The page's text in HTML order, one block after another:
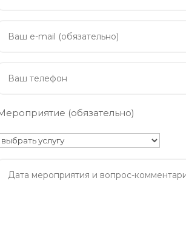
(обязательно)